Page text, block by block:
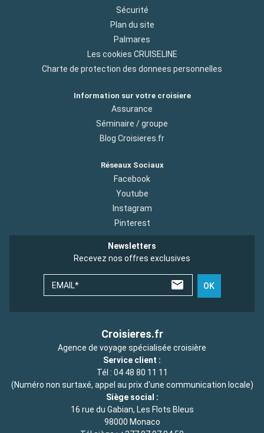
Sécurité
Plan du site
Palmares
Les cookies CRUISELINE
Charte de protection des donnees personnelles
Information sur votre croisiere
Assurance
Séminaire / groupe
Blog Croisieres.fr
Réseaux Sociaux
Facebook
Youtube
Instagram
Pinterest
Newsletters
Recevez nos offres exclusives
EMAIL* OK
Croisieres.fr
Agence de voyage spécialisée croisière
Service client :
Tél : 04 48 80 11 11
(Numéro non surtaxé, appel au prix d'une communication locale)
Siège social :
16 rue du Gabian, Les Flots Bleus
98000 Monaco